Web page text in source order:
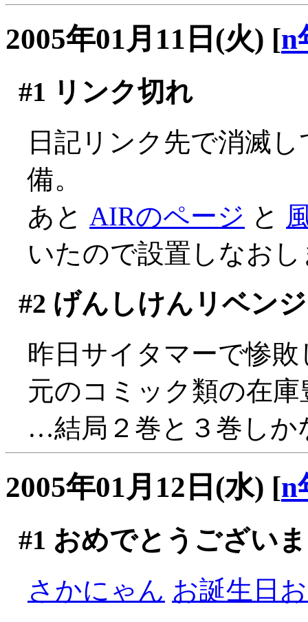
2005年01月11日(火) [n
#1 リンク切れ
日記リンク先で消滅
備。
あと AIRのページ と
いたので設置しなお
#2 げんしけんリベンジ
昨日サイタマーで惨
元のコミック類の在
…結局２巻と３巻しか
2005年01月12日(水) [n
#1 おめでとうござい
さかにゃん お誕生日